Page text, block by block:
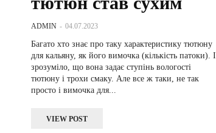
ADMIN - 04.07.2023
Багато хто знає про таку характеристику тютюну
для кальяну, як його вимочка (кількість патоки). І
зрозуміло, що вона задає ступінь вологості
тютюну і трохи смаку. Але все ж таки, не так
просто і вимочка для...
VIEW POST